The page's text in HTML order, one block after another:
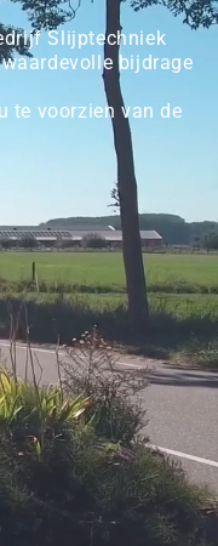
Slijptechniek
bijdrage
te voorzien van de